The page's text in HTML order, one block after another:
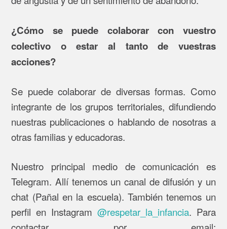
¿Cómo se puede colaborar con vuestro
colectivo o estar al tanto de vuestras
acciones?
Se puede colaborar de diversas formas. Como
integrante de los grupos territoriales, difundiendo
nuestras publicaciones o hablando de nosotras a
otras familias y educadoras.
Nuestro principal medio de comunicación es
Telegram. Allí tenemos un canal de difusión y un
chat (Pañal en la escuela). También tenemos un
perfil en Instagram @respetar_la_infancia. Para